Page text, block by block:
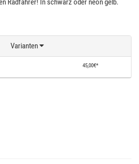
Varianten
45,00€*